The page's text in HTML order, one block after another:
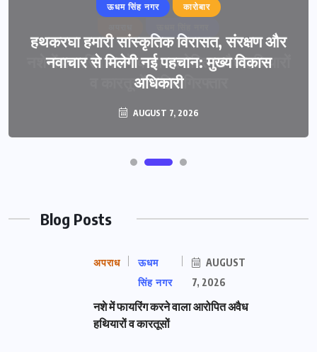
ऊधम सिंह नगर कारोबार
हथकरघा हमारी सांस्कृतिक विरासत, संरक्षण और
नवाचार से मिलेगी नई पहचान: मुख्य विकास
अधिकारी
AUGUST 7, 2026
Blog Posts
अपराध
ऊधम
सिंह नगर
AUGUST
7, 2026
नशे में फायरिंग करने वाला आरोपित अवैध
हथियारों व कारतूसों